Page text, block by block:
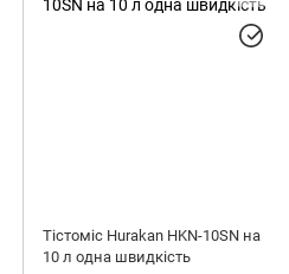
Тістоміс Hurakan HKN-10SN на
10 л одна швидкість